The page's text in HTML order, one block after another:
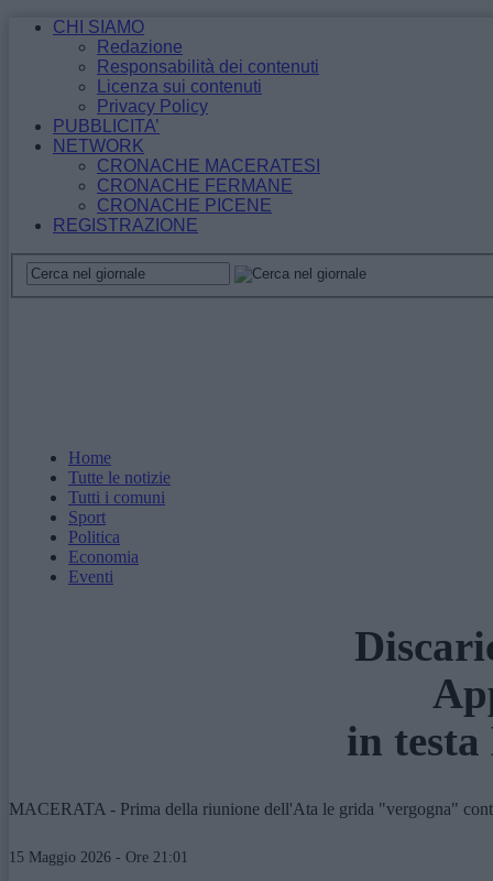
CHI SIAMO
Redazione
Responsabilità dei contenuti
Licenza sui contenuti
Privacy Policy
PUBBLICITA’
NETWORK
CRONACHE MACERATESI
CRONACHE FERMANE
CRONACHE PICENE
REGISTRAZIONE
Home
Tutte le notizie
Tutti i comuni
Sport
Politica
Economia
Eventi
in testa
MACERATA - Prima della riunione dell'Ata le grida "vergogna"
15 Maggio 2026 - Ore 21:01